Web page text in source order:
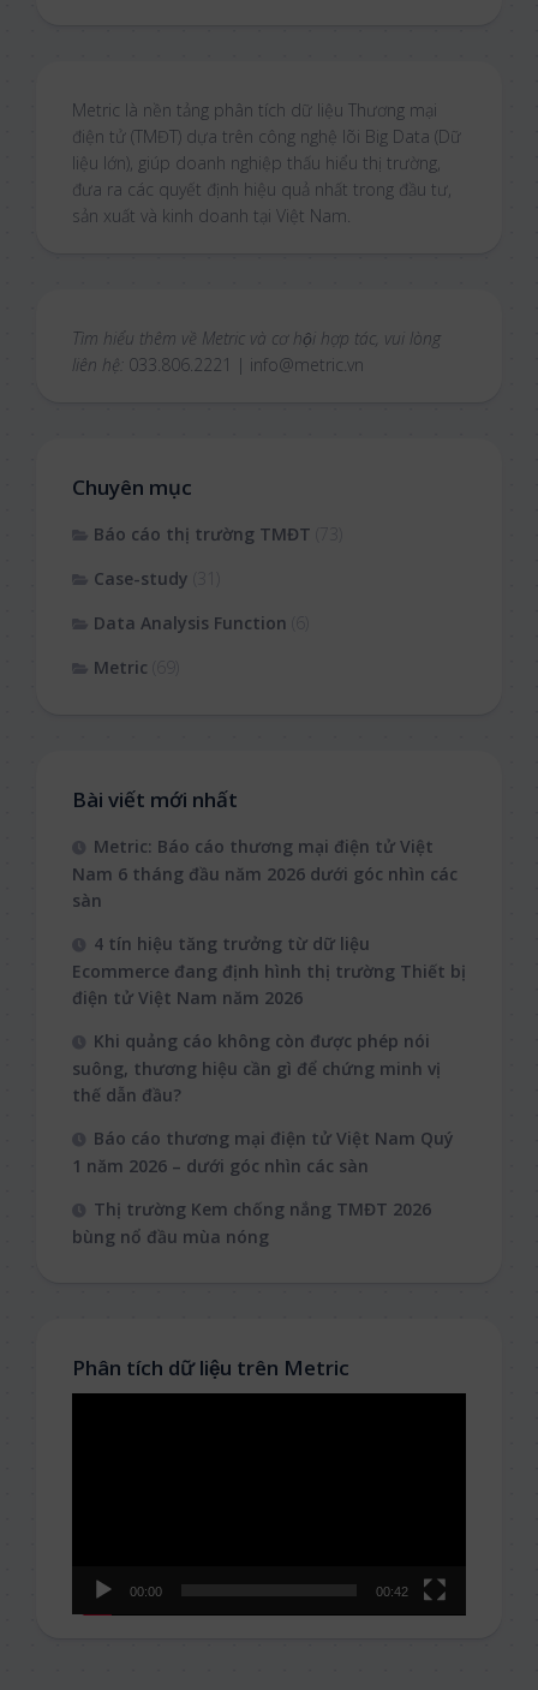
Metric là nền tảng phân tích dữ liệu Thương mại
điện tử (TMĐT) dựa trên công nghệ lõi Big Data (Dữ
liệu lớn), giúp doanh nghiệp thấu hiểu thị trường,
đưa ra các quyết định hiệu quả nhất trong đầu tư,
sản xuất và kinh doanh tại Việt Nam.
Tìm hiểu thêm về Metric và cơ hội hợp tác, vui lòng
liên hệ: 033.806.2221 | info@metric.vn
Chuyên mục
Báo cáo thị trường TMĐT
Case-study
Data Analysis Function
Metric
Bài viết mới nhất
Metric: Báo cáo thương mại điện tử Việt
Nam 6 tháng đầu năm 2026 dưới góc nhìn các
sàn
4 tín hiệu tăng trưởng từ dữ liệu
Ecommerce đang định hình thị trường Thiết bị
điện tử Việt Nam năm 2026
Khi quảng cáo không còn được phép nói
suông, thương hiệu cần gì để chứng minh vị
thế dẫn đầu?
Báo cáo thương mại điện tử Việt Nam Quý
1 năm 2026 – dưới góc nhìn các sàn
Thị trường Kem chống nắng TMĐT 2026
bùng nổ đầu mùa nóng
Phân tích dữ liệu trên Metric
00:00 00:42